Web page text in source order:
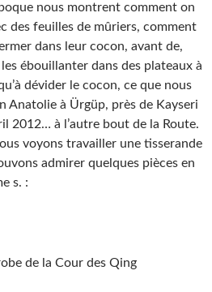
nous montrent comment on
des feuilles de mûriers, comment
dans leur cocon, avant de,
ébouillanter dans des plateaux à
dévider le cocon, ce que nous
Anatolie à Ürgüp, près de Kayseri
2012… à l’autre bout de la Route.
voyons travailler une tisserande
admirer quelques pièces en
s. :
de la Cour des Qing